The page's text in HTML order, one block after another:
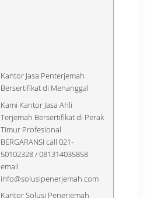
Kantor Jasa Penterjemah
Bersertifikat di Menanggal
Kami Kantor Jasa Ahli
Terjemah Bersertifikat di Perak
Timur Profesional
BERGARANSI call 021-
50102328 / 081314035858
email
info@solusipenerjemah.com
Kantor Solusi Penerjemah